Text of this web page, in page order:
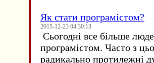
Як стати програмістом?
2015-12-23 04:30:13
Сьогодні все більше
програмістом. Часто з
радикально протилежні